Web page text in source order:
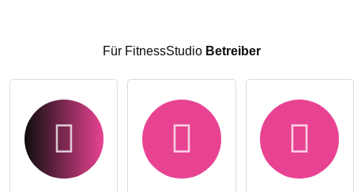
FitnessStudio-Eintrag zu stellen.
Für FitnessStudio Betreiber